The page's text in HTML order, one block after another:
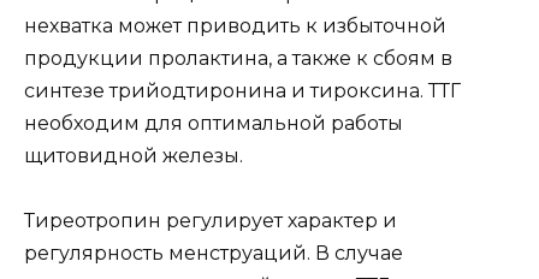
нехватка может приводить к избыточной
продукции пролактина, а также к сбоям в
синтезе трийодтиронина и тироксина. ТТГ
необходим для оптимальной работы
щитовидной железы.
Тиреотропин регулирует характер и
регулярность менструаций. В случае